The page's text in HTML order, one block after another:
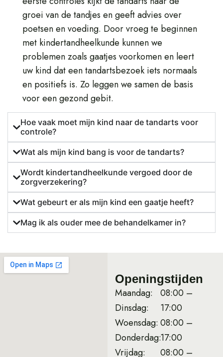
groei van de tandjes en geeft advies over
poetsen en voeding. Door vroeg te beginnen
met kindertandheelkunde kunnen we
problemen zoals gaatjes voorkomen en leert
uw kind dat een tandartsbezoek iets normaals
en positiefs is. Zo leggen we samen de basis
voor een gezond gebit.
Hoe vaak moet mijn kind naar de tandarts voor
controle?
Wat als mijn kind bang is voor de tandarts?
Wordt kindertandheelkunde vergoed door de
zorgverzekering?
Wat gebeurt er als mijn kind een gaatje heeft?
Mag ik als ouder mee de behandelkamer in?
Openingstijden
Maandag:
Dinsdag:
Woensdag:
Donderdag:
Vrijdag:
08:00 –
17:00
08:00 –
17:00
08:00 –